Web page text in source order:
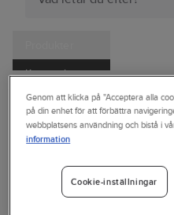
Kampanjer
Tjänster
Kataloger
Ahlsell Produkter Personligt
Inläggssulor
Genom att klicka på "Acceptera alla
på din enhet för att förbättra
webbplatsens användning och bistå i
information
Cookie-inställningar